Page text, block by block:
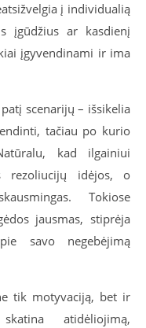
į individualią
įgūdžius ar kasdienį
įgyvendinami ir ima
scenarijų – išsikelia
tačiau po kurio
kad ilgainiui
rezoliucijų idėjos, o
Tokiose
jausmas, stiprėja
savo negebėjimą
tik motyvaciją, bet ir
atidėliojimą,